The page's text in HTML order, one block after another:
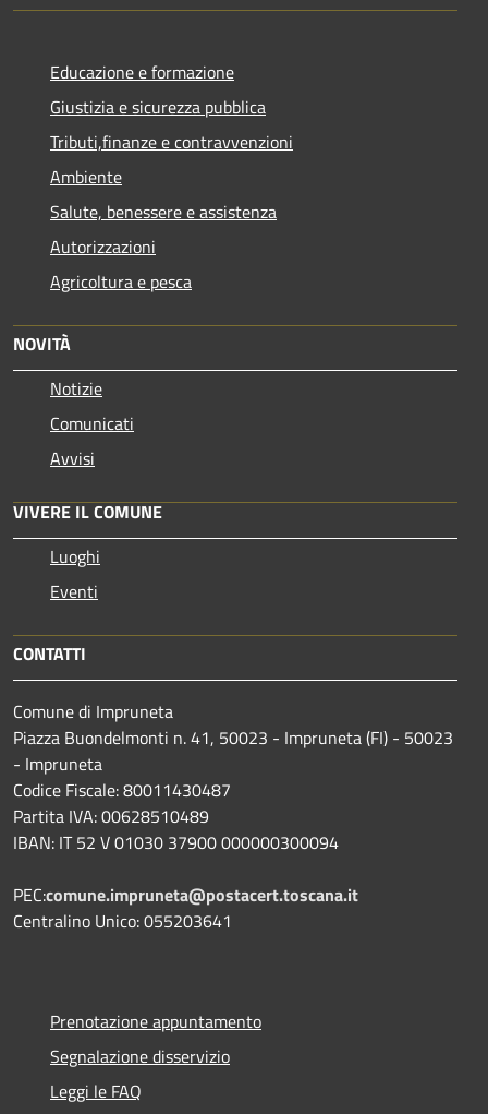
Educazione e formazione
Giustizia e sicurezza pubblica
Tributi,finanze e contravvenzioni
Ambiente
Salute, benessere e assistenza
Autorizzazioni
Agricoltura e pesca
NOVITÀ
Notizie
Comunicati
Avvisi
VIVERE IL COMUNE
Luoghi
Eventi
CONTATTI
Comune di Impruneta
Piazza Buondelmonti n. 41, 50023 - Impruneta (FI) - 50023
- Impruneta
Codice Fiscale: 80011430487
Partita IVA: 00628510489
IBAN: IT 52 V 01030 37900 000000300094
PEC:comune.impruneta@postacert.toscana.it
Centralino Unico: 055203641
Prenotazione appuntamento
Segnalazione disservizio
Leggi le FAQ